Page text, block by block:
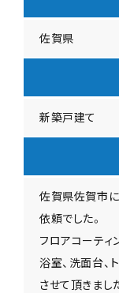
佐賀県
新築戸建て
佐賀県佐賀市
依頼でした。
フロアコーティ
浴室、洗面台、
させて頂きまし